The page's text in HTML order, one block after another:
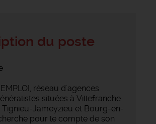
du poste
réseau d'agences
situées à Villefranche
Tignieu-Jameyzieu et Bourg-en-
pour le compte de son